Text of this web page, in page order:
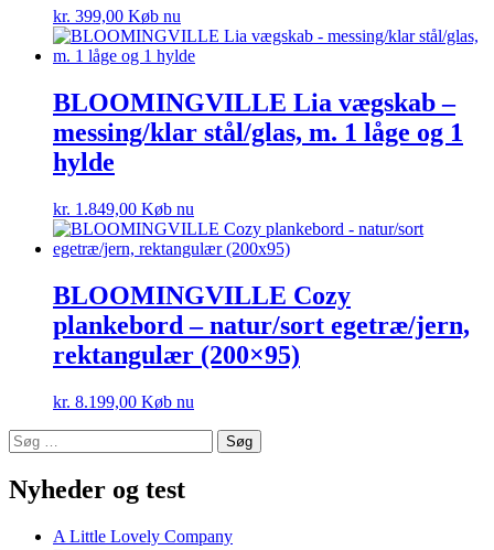
kr. 399,00 Køb nu
BLOOMINGVILLE Lia vægskab –
messing/klar stål/glas, m. 1 låge og 1
hylde
kr. 1.849,00 Køb nu
BLOOMINGVILLE Cozy
plankebord – natur/sort egetræ/jern,
rektangulær (200×95)
kr. 8.199,00 Køb nu
Søg
efter:
Nyheder og test
A Little Lovely Company